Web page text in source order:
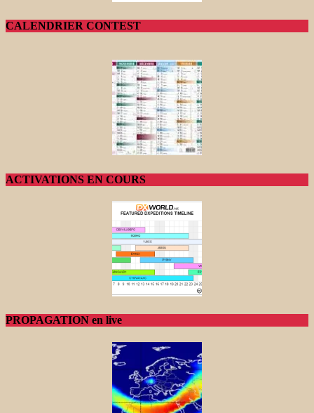
CALENDRIER CONTEST
ACTIVATIONS EN COURS
PROPAGATION en live